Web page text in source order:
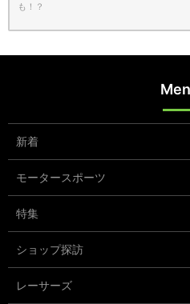
も！？
新着
モータースポーツ
特集
ショップ探訪
レーサーズ